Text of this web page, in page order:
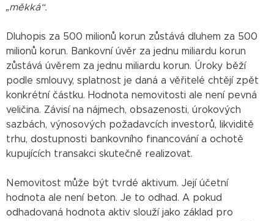
„měkká“.
Dluhopis za 500 milionů korun zůstává dluhem za 500
milionů korun. Bankovní úvěr za jednu miliardu korun
zůstává úvěrem za jednu miliardu korun. Úroky běží
podle smlouvy, splatnost je daná a věřitelé chtějí zpět
konkrétní částku. Hodnota nemovitosti ale není pevná
veličina. Závisí na nájmech, obsazenosti, úrokových
sazbách, výnosových požadavcích investorů, likviditě
trhu, dostupnosti bankovního financování a ochotě
kupujících transakci skutečně realizovat.
Nemovitost může být tvrdé aktivum. Její účetní
hodnota ale není beton. Je to odhad. A pokud
odhadovaná hodnota aktiv slouží jako základ pro